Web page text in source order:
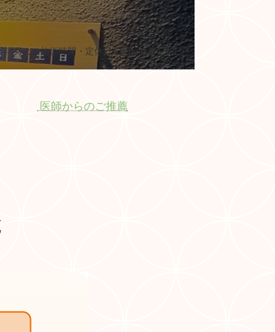
4月より施術時間・定休日が変わりました。
医師からのご推薦